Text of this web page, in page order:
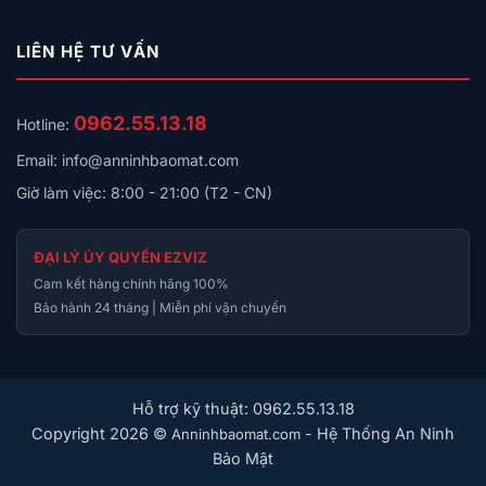
Chống nước và bụi IP65 – Bền bỉ ngoài trời
lực nước thấp và môi trường bụi bẩn khắc nghiệt, lý
tưởng cho khí hậu nóng ẩm của Việt Nam. Khóa hoạt
động ổn định dù lắp đặt ở cửa ra vào, sân thượng hay
Kết nối Wi‑Fi – Quản lý thông minh qua ứng dụng Tuya
Smart
Khóa kết nối Wi‑Fi, cho phép bạn:
Tạo mã PIN một lần sử dụng cho khách
Đặt lịch sử dụng mã PIN (ví dụ: mở cửa từ 18h – 19h
LIÊN HỆ TƯ VẤN
Hotline: 0962.55.13.18
Email: info@anninhbaomat.com
Giờ làm việc: 8:00 - 21:00 (T2 - CN)
ĐẠI LÝ ỦY QUYỀN EZVIZ
Cam kết hàng chính hãng 100%
Bảo hành 24 tháng | Miễn phí vận chuyển
Hỗ trợ kỹ thuật: 0962.55.13.18
Copyright 2026 © Anninhbaomat.com - Hệ Thống An Ninh
Bảo Mật